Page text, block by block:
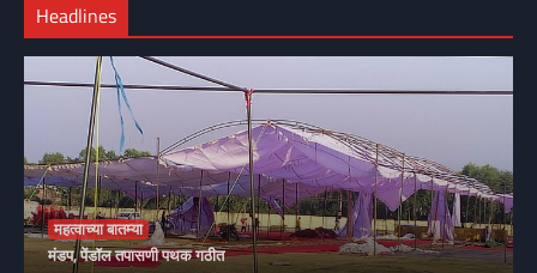
Headlines
महत्वाच्या बातम्या
मंडप, पेंडॉल तपासणी पथक गठीत